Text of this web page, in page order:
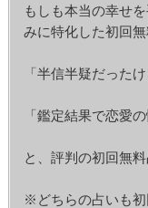
もしも本当の幸せ
みに特化した初回
「半信半疑だった
「鑑定結果で恋愛
と、評判の初回無
※どちらの占いも